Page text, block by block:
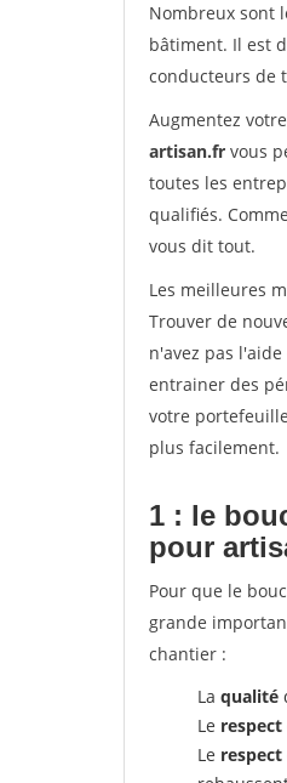
Nombreux sont
bâtiment. Il est
conducteurs de
Augmentez
artisan.fr vous
toutes les
qualifiés.
vous dit tout.
Les meilleures
Trouver de
n'avez pas
entrainer des
votre
plus facilement.
1 : le
pour
Pour que le
grande
chantier :
La qualité
Le
Le